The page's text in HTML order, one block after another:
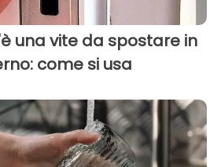
una vite da spostare in
come si usa